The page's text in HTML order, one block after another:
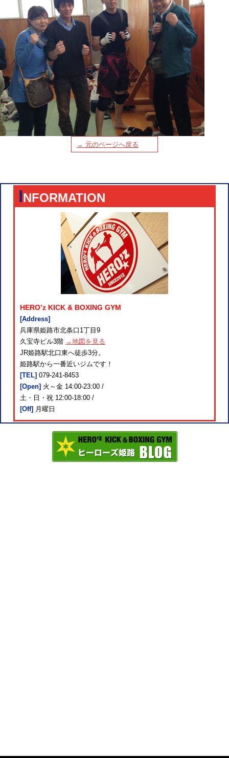
→ 元のページへ戻る
INFORMATION
HERO’z KICK & BOXING GYM
[Address]
兵庫県姫路市北条口1丁目9
久宝寺ビル3階 →地図を見る
JR姫路駅北口東へ徒歩3分。
姫路駅から一番近いジムです！
[TEL] 079-241-8453
[Open] 火～金 14:00-23:00 /
土・日・祝 12:00-18:00 /
[Off] 月曜日